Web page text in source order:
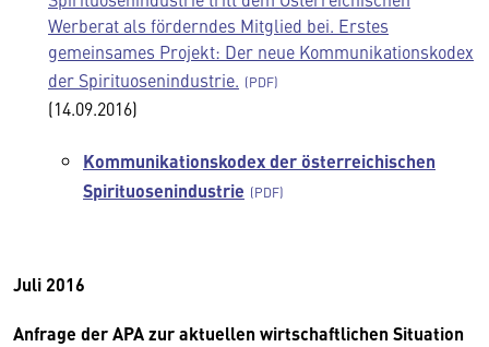
Werberat als förderndes Mitglied bei. Erstes
gemeinsames Projekt: Der neue Kommunikationskodex
der Spirituosenindustrie.
(14.09.2016)
Kommunikationskodex der österreichischen
Spirituosenindustrie
Juli 2016
Anfrage der APA zur aktuellen wirtschaftlichen Situation